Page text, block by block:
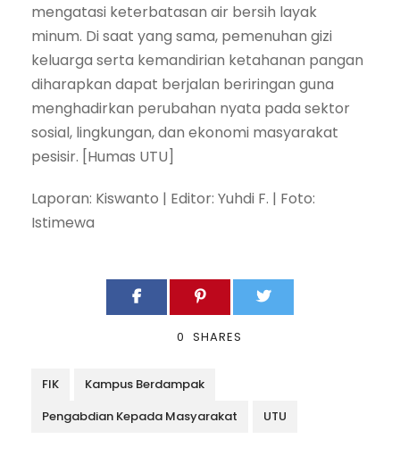
mengatasi keterbatasan air bersih layak
minum. Di saat yang sama, pemenuhan gizi
keluarga serta kemandirian ketahanan pangan
diharapkan dapat berjalan beriringan guna
menghadirkan perubahan nyata pada sektor
sosial, lingkungan, dan ekonomi masyarakat
pesisir. [Humas UTU]
Laporan: Kiswanto | Editor: Yuhdi F. | Foto:
Istimewa
0 SHARES
FIK
Kampus Berdampak
Pengabdian Kepada Masyarakat
UTU